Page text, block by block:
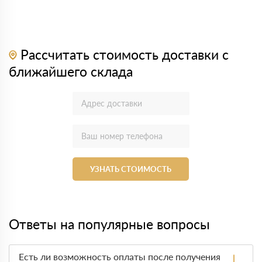
Рассчитать стоимость доставки с
ближайшего склада
УЗНАТЬ СТОИМОСТЬ
Ответы на популярные вопросы
Есть ли возможность оплаты после получения